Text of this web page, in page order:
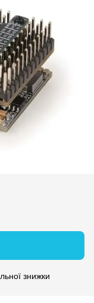
знижки